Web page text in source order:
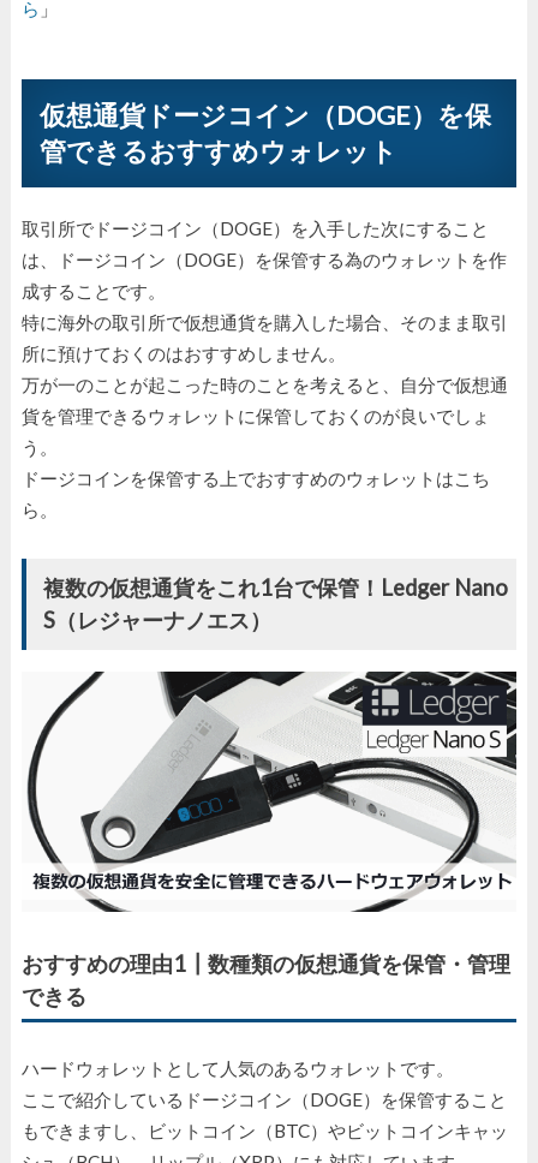
ら 」
仮想通貨ドージコイン（DOGE）を保
管できるおすすめウォレット
取引所でドージコイン（DOGE）を入手した次にすること
は、ドージコイン（DOGE）を保管する為のウォレットを作
成することです。
特に海外の取引所で仮想通貨を購入した場合、そのまま取引
所に預けておくのはおすすめしません。
万が一のことが起こった時のことを考えると、自分で仮想通
貨を管理できるウォレットに保管しておくのが良いでしょ
う。
ドージコインを保管する上でおすすめのウォレットはこち
ら。
複数の仮想通貨をこれ1台で保管！Ledger Nano
S（レジャーナノエス）
おすすめの理由1┃数種類の仮想通貨を保管・管理
できる
ハードウォレットとして人気のあるウォレットです。
ここで紹介しているドージコイン（DOGE）を保管すること
もできますし、ビットコイン（BTC）やビットコインキャッ